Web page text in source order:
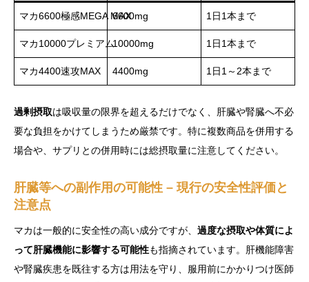
マカ6600極感MEGA MAX6600mg 1日1本まで
マカ10000プレミアム10000mg 1日1本まで
マカ4400速攻MAX 4400mg 1日1～2本まで
過剰摂取は吸収量の限界を超えるだけでなく、肝臓や腎臓へ不必
要な負担をかけてしまうため厳禁です。特に複数商品を併用する
場合や、サプリとの併用時には総摂取量に注意してください。
肝臓等への副作用の可能性 – 現行の安全性評価と
注意点
マカは一般的に安全性の高い成分ですが、 過度な摂取や体質によ
って肝臓機能に影響する可能性も指摘されています。肝機能障害
や腎臓疾患を既往する方は用法を守り、服用前にかかりつけ医師